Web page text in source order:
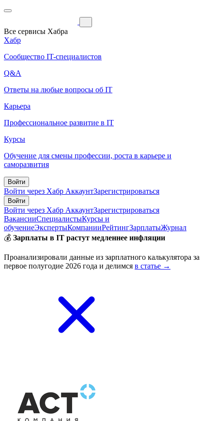
Все сервисы Хабра
Хабр
Сообщество IT-специалистов
Q&A
Ответы на любые вопросы об IT
Карьера
Профессиональное развитие в IT
Курсы
Обучение для смены профессии, роста в карьере и
саморазвития
Войти
Войти через Хабр АккаунтЗарегистрироваться
Войти
Войти через Хабр АккаунтЗарегистрироваться
ВакансииСпециалистыКурсы и
обучениеЭкспертыКомпанииРейтингЗарплатыЖурнал
💰 Зарплаты в IT растут медленнее инфляции
Проанализировали данные из зарплатного калькулятора за
первое полугодие 2026 года и делимся в статье →